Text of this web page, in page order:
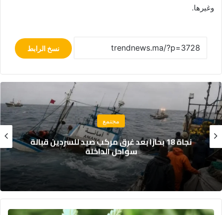
وغيرها.
نسخ الرابط
مجتمع
تقرير يكشف: 53% من المغاربة يفكرون في
الهجرة، و65% يرفضون عمل الأجانب
هذا